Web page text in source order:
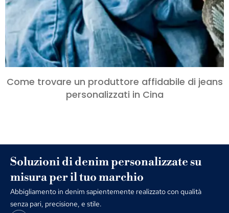
Come trovare un produttore affidabile di jeans
personalizzati in Cina
Soluzioni di denim personalizzate su
misura per il tuo marchio
Abbigliamento in denim sapientemente realizzato con qualità
senza pari, precisione, e stile.